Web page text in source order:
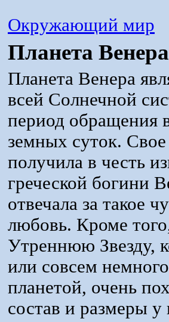
Окружающий мир
Планета Венера
Планета Венера
всей Солнечной
период обращения
земных суток. Свое
получила в честь
греческой богини
отвечала за такое
любовь. Кроме
Утреннюю Звезду,
или совсем
планетой, очень
состав и размеры